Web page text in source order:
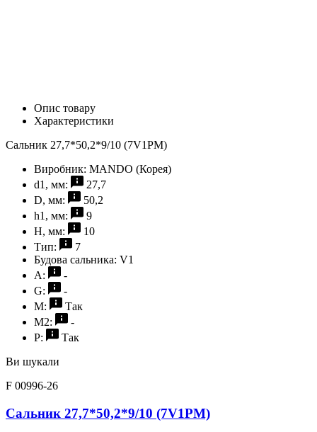
Опис товару
Характеристики
Сальник 27,7*50,2*9/10 (7V1PM)
Виробник: MANDO (Корея)
d1, мм:
27,7
D, мм:
50,2
h1, мм:
9
H, мм:
10
Тип:
7
Будова сальника: V1
A:
-
G:
-
M:
Так
M2:
-
P:
Так
Ви шукали
F 00996-26
Сальник 27,7*50,2*9/10 (7V1PM)